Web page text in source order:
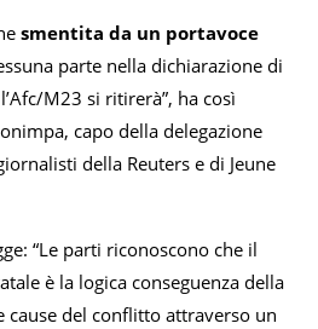
smentita da un portavoce
parte nella dichiarazione di
M23 si ritirerà”, ha così
capo della delegazione
della Reuters e di Jeune
“Le parti riconoscono che il
è la logica conseguenza della
cause del conflitto attraverso un